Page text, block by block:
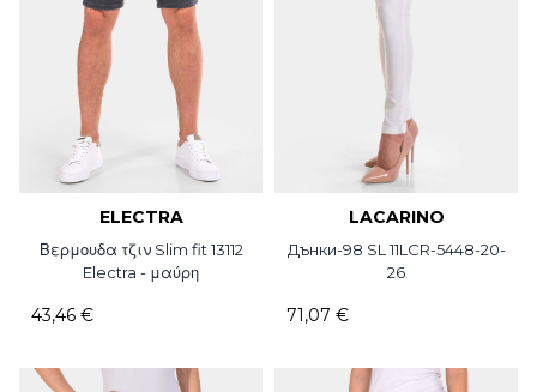
ELECTRA
Βερμουδα τζιν Slim fit 13112
Electra - μαύρη
43,46 €
LACARINO
Дънки-98 SL 11LCR-5448-20-
26
71,07 €